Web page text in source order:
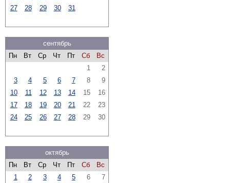
27
28 29 30 31
сентябрь
Пн
Вт Ср Чт Пт Сб
Вс
1
2
3
4 5 6 7 8
9
10
11 12 13 14 15
16
17
18 19 20 21 22
23
24
25 26 27 28 29 30
октябрь
Пн
Вт Ср Чт Пт Сб
Вс
1
2 3 4 5 6 7